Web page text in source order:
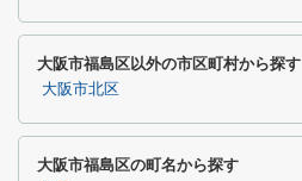
大阪市福島区以外の市区町村から探す
大阪市北区
大阪市福島区の町名から探す